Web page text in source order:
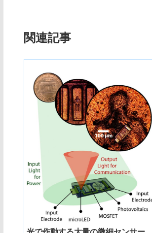
関連記事